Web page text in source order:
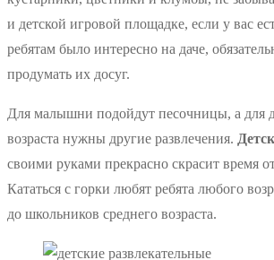
и детской игровой площадке, если у вас
ребятам было интересно на даче,
продумать их досуг.
Для малышни подойдут песочницы, а для
возраста нужны другие развлечения.
своими руками прекрасно скрасит время
Кататься с горки любят ребята любого
до школьников среднего возраста.